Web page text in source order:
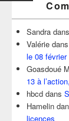
Sandra dans
Valérie dans
le 08 février
Goasdoué
13 à
hbcd dans
Hamelin
licences